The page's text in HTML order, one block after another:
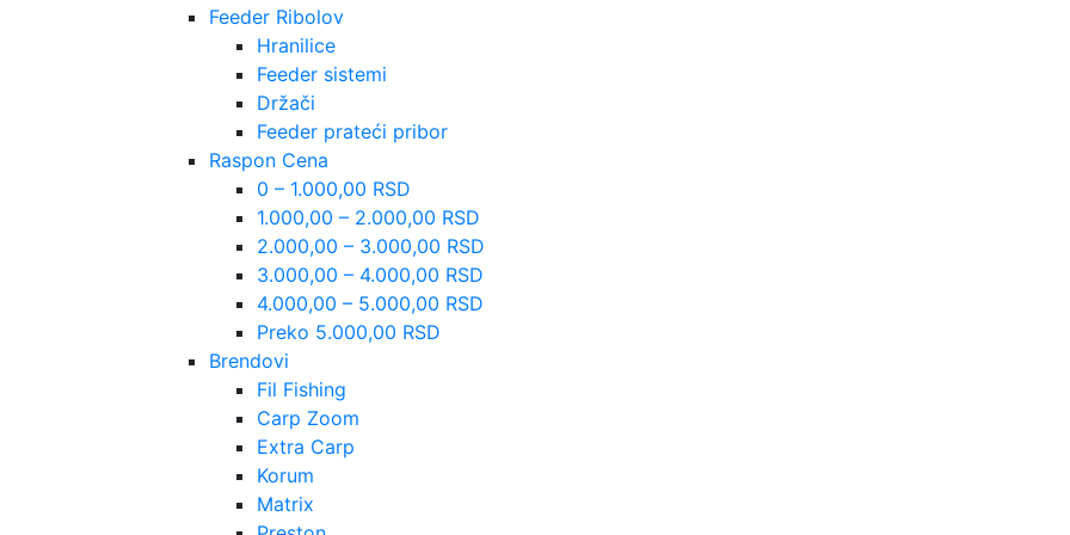
Feeder Ribolov
Hranilice
Feeder sistemi
Držači
Feeder prateći pribor
Raspon Cena
0 – 1.000,00 RSD
1.000,00 – 2.000,00 RSD
2.000,00 – 3.000,00 RSD
3.000,00 – 4.000,00 RSD
4.000,00 – 5.000,00 RSD
Preko 5.000,00 RSD
Brendovi
Fil Fishing
Carp Zoom
Extra Carp
Korum
Matrix